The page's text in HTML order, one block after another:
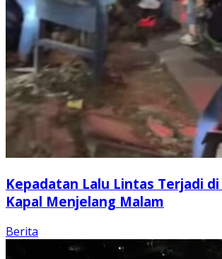
Kepadatan Lalu Lintas Terjadi
Kapal Menjelang Malam
Berita